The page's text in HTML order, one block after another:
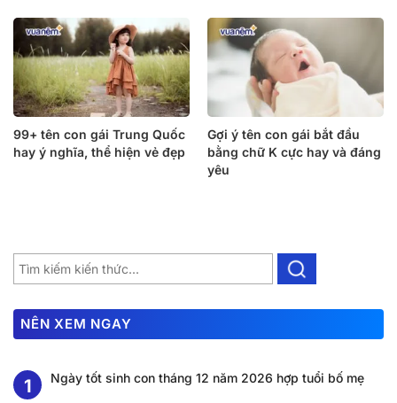
99+ tên con gái Trung Quốc
hay ý nghĩa, thể hiện vẻ đẹp
Gợi ý tên con gái bắt đầu
bằng chữ K cực hay và đáng
yêu
NÊN XEM NGAY
Ngày tốt sinh con tháng 12 năm 2026 hợp tuổi bố mẹ